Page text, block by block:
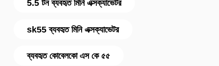
5.5 টন ব্যবহৃত মিনি এক্সক্যাভেটর
sk55 ব্যবহৃত মিনি এক্সক্যাভেটর
ব্যবহৃত কোবেলকো এস কে ৫৫